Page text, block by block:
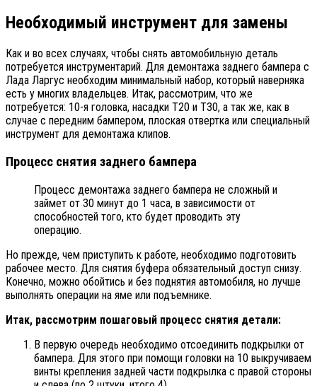
Необходимый инструмент для замены
Как и во всех случаях, чтобы снять автомобильную деталь
потребуется инструментарий. Для демонтажа заднего бампера с
Лада Ларгус необходим минимальный набор, который наверняка
есть у многих владельцев. Итак, рассмотрим, что же
потребуется: 10-я головка, насадки Т20 и Т30, а так же, как в
случае с передним бампером, плоская отвертка или специальный
инструмент для демонтажа клипов.
Процесс снятия заднего бампера
Процесс демонтажа заднего бампера не сложный и
займет от 30 минут до 1 часа, в зависимости от
способностей того, кто будет проводить эту
операцию.
Но прежде, чем приступить к работе, необходимо подготовить
рабочее место. Для снятия буфера обязательный доступ снизу.
Конечно, можно обойтись и без поднятия автомобиля, но лучше
выполнять операции на яме или подъемнике.
Итак, рассмотрим пошаговый процесс снятия детали:
В первую очередь необходимо отсоединить подкрылки от
бампера. Для этого при помощи головки на 10 выкручиваем
винты крепления задней части подкрылка с правой стороны